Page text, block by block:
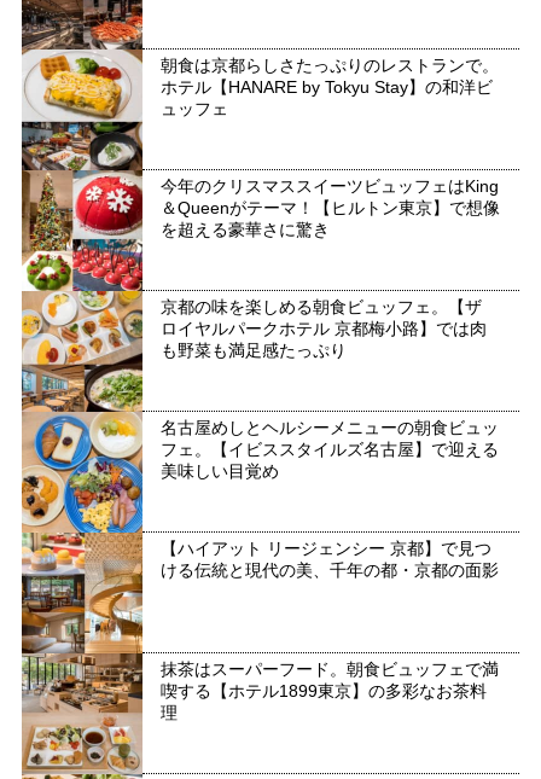
朝食は京都らしさたっぷりのレストランで。
ホテル【HANARE by Tokyu Stay】の和洋ビ
ュッフェ
今年のクリスマススイーツビュッフェはKing
＆Queenがテーマ！【ヒルトン東京】で想像
を超える豪華さに驚き
京都の味を楽しめる朝食ビュッフェ。【ザ
ロイヤルパークホテル 京都梅小路】では肉
も野菜も満足感たっぷり
名古屋めしとヘルシーメニューの朝食ビュッ
フェ。【イビススタイルズ名古屋】で迎える
美味しい目覚め
【ハイアット リージェンシー 京都】で見つ
ける伝統と現代の美、千年の都・京都の面影
抹茶はスーパーフード。朝食ビュッフェで満
喫する【ホテル1899東京】の多彩なお茶料
理